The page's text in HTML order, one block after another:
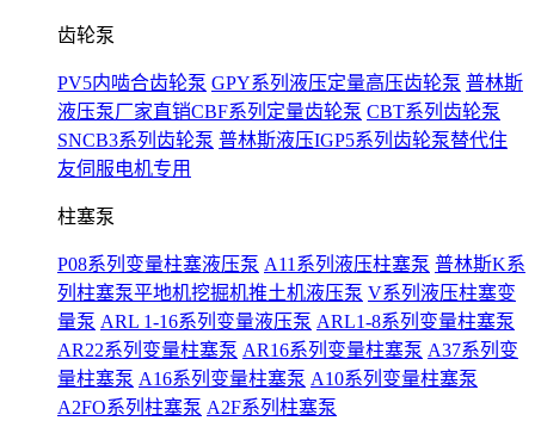
齿轮泵
PV5内啮合齿轮泵 GPY系列液压定量高压齿轮泵 普林斯
液压泵厂家直销CBF系列定量齿轮泵 CBT系列齿轮泵
SNCB3系列齿轮泵 普林斯液压IGP5系列齿轮泵替代住
友伺服电机专用
柱塞泵
P08系列变量柱塞液压泵 A11系列液压柱塞泵 普林斯K系
列柱塞泵平地机挖掘机推土机液压泵 V系列液压柱塞变
量泵 ARL 1-16系列变量液压泵 ARL1-8系列变量柱塞泵
AR22系列变量柱塞泵 AR16系列变量柱塞泵 A37系列变
量柱塞泵 A16系列变量柱塞泵 A10系列变量柱塞泵
A2FO系列柱塞泵 A2F系列柱塞泵